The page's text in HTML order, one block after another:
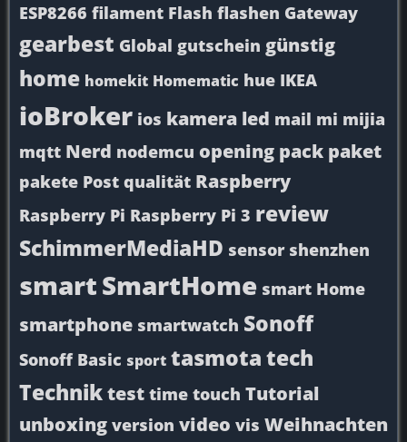
ESP8266 filament Flash flashen Gateway
gearbest Global gutschein günstig
home homekit Homematic hue IKEA
ioBroker ios kamera led mail mi mijia
mqtt Nerd nodemcu opening pack paket
pakete Post qualität Raspberry
Raspberry Pi Raspberry Pi 3 review
SchimmerMediaHD sensor shenzhen
smartSmartHome smart Home
smartphone smartwatch Sonoff
Sonoff Basic sport tasmotatech
Techniktest time touch Tutorial
unboxing version video vis Weihnachten